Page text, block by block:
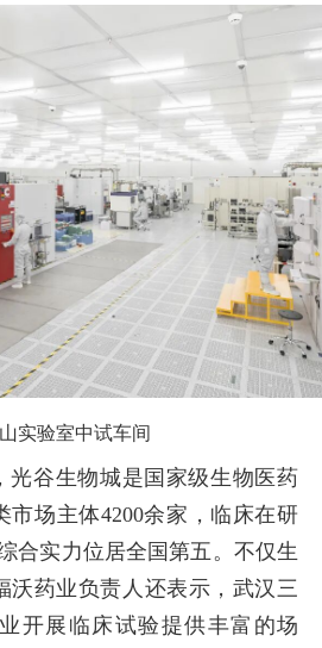
实验室中试车间
光谷生物城是国家级生物医药
市场主体4200余家，临床在研
合实力位居全国第五。不仅生
沃药业负责人还表示，武汉三
开展临床试验提供丰富的场